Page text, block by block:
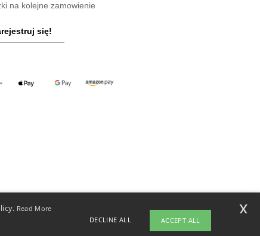
na kolejne zamowienie
się!
Read More
DECLINE ALL ACCEPT ALL
x